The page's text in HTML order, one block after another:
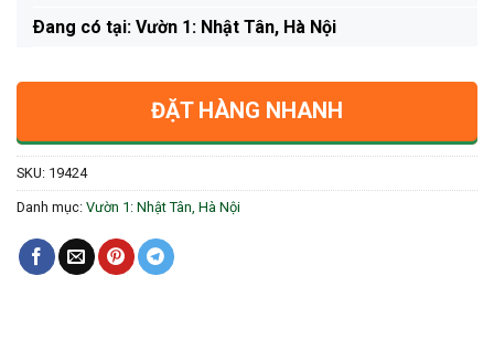
Ðang có tại: Vườn 1: Nhật Tân, Hà Nội
ĐẶT HÀNG NHANH
SKU: 19424
Danh mục: Vườn 1: Nhật Tân, Hà Nội